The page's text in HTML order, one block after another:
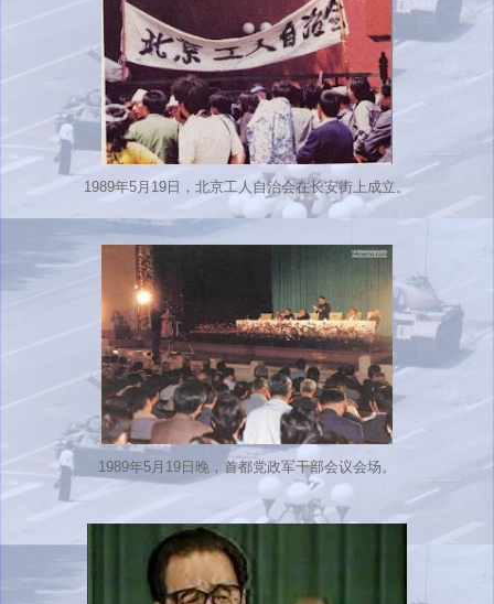
1989年5月19日，北京工人自治会在长安街上成立。
1989年5月19日晚，首都党政军干部会议会场。